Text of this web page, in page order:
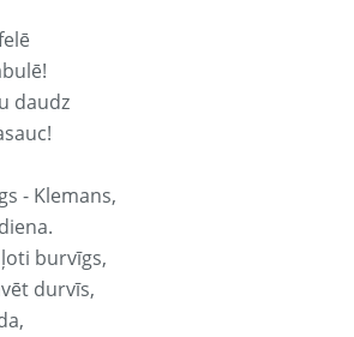
daudz
- Klemans,
burvīgs,
durvīs,